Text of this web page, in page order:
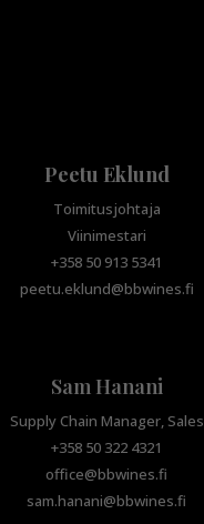
Peetu Eklund
Toimitusjohtaja
Viinimestari
+358 50 913 5341
peetu.eklund@bbwines.fi
Sam Hanani
Supply Chain Manager, Sales
+358 50 322 4321
office@bbwines.fi
sam.hanani@bbwines.fi